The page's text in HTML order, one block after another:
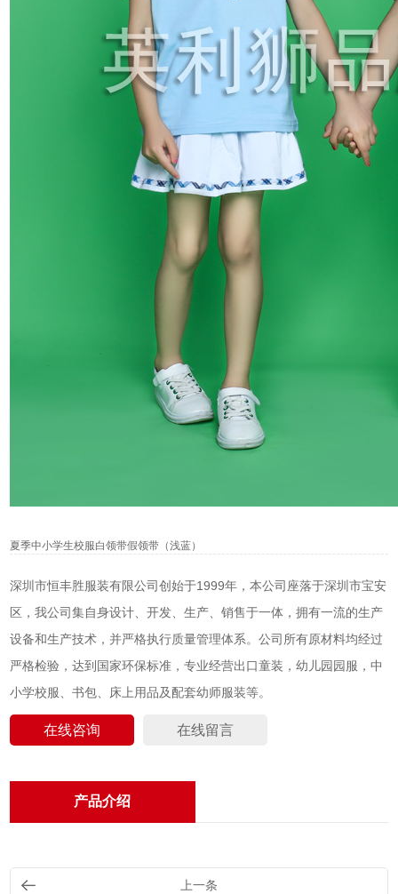
夏季中小学生校服白领带假领带（浅蓝）
深圳市恒丰胜服装有限公司创始于1999年，本公司座落于深圳市宝安
区，我公司集自身设计、开发、生产、销售于一体，拥有一流的生产
设备和生产技术，并严格执行质量管理体系。公司所有原材料均经过
严格检验，达到国家环保标准，专业经营出口童装，幼儿园园服，中
小学校服、书包、床上用品及配套幼师服装等。
在线咨询 在线留言
产品介绍
上一条